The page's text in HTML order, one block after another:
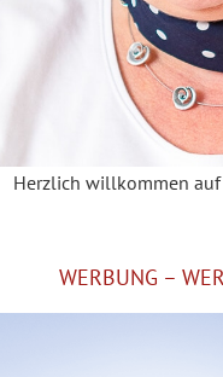
Herzlich willkommen
WERBUNG –